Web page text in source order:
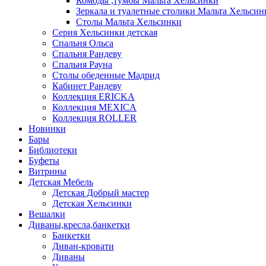
Зеркала и туалетные столики Мальта
Столы Мальта Хельсинки
Серия Хельсинки детская
Спальня Ольса
Спальня Рандеву
Спальня Рауна
Столы обеденные Мадрид
Кабинет Рандеву
Коллекция ERICKA
Коллекция MEXICA
Коллекция ROLLER
Новинки
Бары
Библиотеки
Буфеты
Витрины
Детская Мебель
Детская Добрый мастер
Детская Хельсинки
Вешалки
Диваны,кресла,банкетки
Банкетки
Диван-кровати
Диваны